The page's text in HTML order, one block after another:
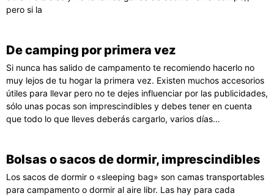
pero si la
De camping por primera vez
Si nunca has salido de campamento te recomiendo hacerlo no
muy lejos de tu hogar la primera vez. Existen muchos accesorios
útiles para llevar pero no te dejes influenciar por las publicidades,
sólo unas pocas son imprescindibles y debes tener en cuenta
que todo lo que lleves deberás cargarlo, varios días…
Bolsas o sacos de dormir, imprescindibles
Los sacos de dormir o «sleeping bag» son camas transportables
para campamento o dormir al aire libr. Las hay para cada